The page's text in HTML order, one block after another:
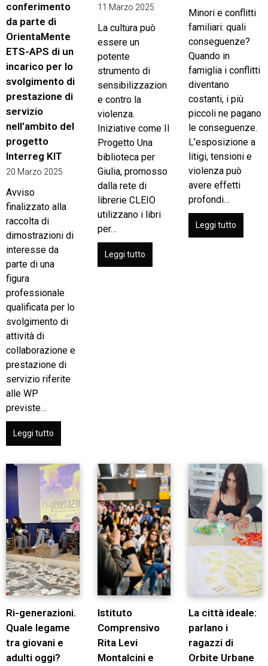
conferimento
da parte di
OrientaMente
ETS-APS di un
incarico per lo
svolgimento di
prestazione di
servizio
nell’ambito del
progetto
Interreg KIT
20 Marzo 2025
Avviso
finalizzato alla
raccolta di
dimostrazioni di
interesse da
parte di una
figura
professionale
qualificata per lo
svolgimento di
attività di
collaborazione e
prestazione di
servizio riferite
alle WP
previste…
Leggi tutto
11 Marzo 2025
La cultura può
essere un
potente
strumento di
sensibilizzazion
e contro la
violenza.
Iniziative come Il
Progetto Una
biblioteca per
Giulia, promosso
dalla rete di
librerie CLEIO
utilizzano i libri
per…
Leggi tutto
Minori e conflitti
familiari: quali
conseguenze?
Quando in
famiglia i conflitti
diventano
costanti, i più
piccoli ne pagano
le conseguenze.
L’esposizione a
litigi, tensioni e
violenza può
avere effetti
profondi…
Leggi tutto
Ri-generazioni.
Quale legame
tra giovani e
adulti oggi?
Istituto
Comprensivo
Rita Levi
Montalcini e
La città ideale:
parlano i
ragazzi di
Orbite Urbane